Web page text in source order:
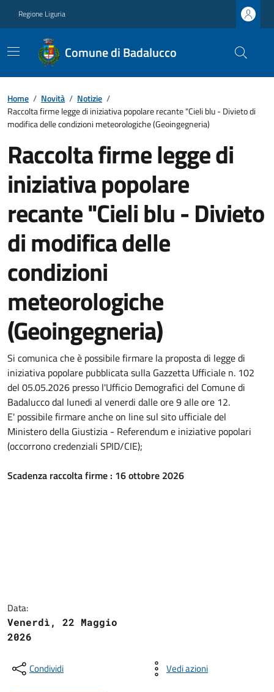
Regione Liguria
Comune di Badalucco
Home / Novità / Notizie /
Raccolta firme legge di iniziativa popolare recante "Cieli blu - Divieto di
modifica delle condizioni meteorologiche (Geoingegneria)
Raccolta firme legge di
iniziativa popolare
recante "Cieli blu - Divieto
di modifica delle
condizioni
meteorologiche
(Geoingegneria)
Si comunica che è possibile firmare la proposta di legge di
iniziativa popolare pubblicata sulla Gazzetta Ufficiale n. 102
del 05.05.2026 presso l'Ufficio Demografici del Comune di
Badalucco dal lunedi al venerdi dalle ore 9 alle ore 12.
E' possibile firmare anche on line sul sito ufficiale del
Ministero della Giustizia - Referendum e iniziative popolari
(occorrono credenziali SPID/CIE);
Scadenza raccolta firme : 16 ottobre 2026
Data:
Venerdì, 22 Maggio
2026
Condividi Vedi azioni